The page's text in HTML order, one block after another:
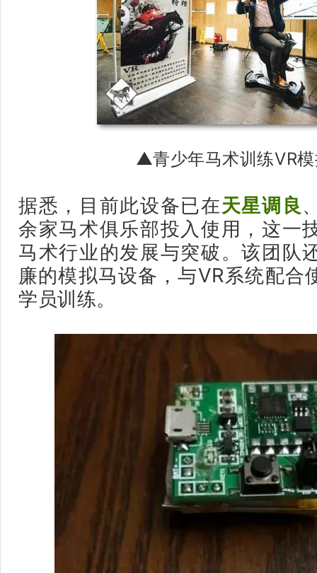
▲青少年马术训练VR
据悉，目前此设备已在天星调良
余家马术俱乐部投入使用，这一
马术行业的发展与突破。该团队
廉的模拟马设备，与VR系统配合
学员训练。